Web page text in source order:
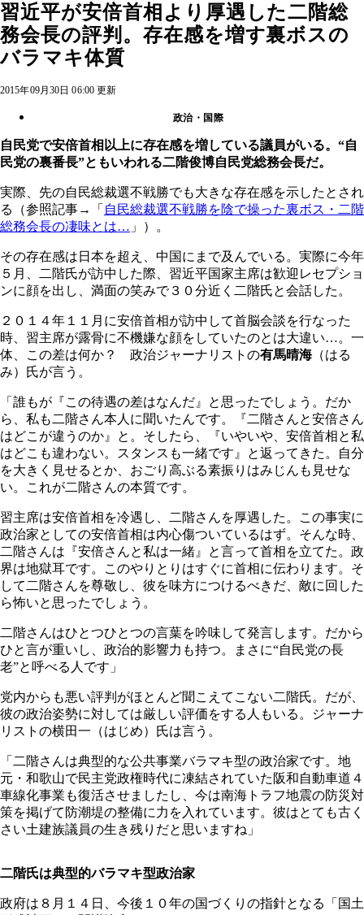
習近平が安倍首相より厚遇した二階総
務会長の評判。存在感を増す裏ボスの
バラマキ体質
2015年09月30日 06:00 更新
政治・国際
自民党で安倍首相以上に存在感を増している議員がいる。“自
民党の裏番長”ともいわれる二階俊博自民党総務会長だ。
実際、先の自民総裁選不戦勝でも大きな存在感を示したとされ
る（参照記事→「 自民総裁選不戦勝を陰で操った裏ボス・二階
総務会長の凄味とは… 」）。
その存在感は日本を超え、中国にまで及んでいる。実際に今年
５月、二階氏が訪中した際、習近平国家主席は歓迎レセプショ
ンに顔を出し、満面の笑みで３０分近く二階氏と会話した。
２０１４年１１月に安倍首相が訪中して首脳会談を行なった
時、習主席が露骨に不機嫌な顔をしていたのとは大違い…。一
体、この差は何か？ 政治ジャーナリストの有馬晴海（はる
み）氏が言う。
「誰もが『この待遇の差はなんだ』と思ったでしょう。だか
ら、私も二階さん本人に聞いたんです。『二階さんと安倍さん
はどこが違うのか』と。そしたら、『いやいや、安倍首相と私
はどこも違わない。スタンスも一緒です』と返ってきた。自分
を大きく見せるとか、おごり高ぶる素振りはみじんも見せな
い。これが二階さんの本質です。
習主席は安倍首相を冷遇し、二階さんを厚遇した。この事実に
政治家としての安倍首相は内心傷ついているはず。そんな時、
二階さんは『安倍さんと私は一緒』と言って首相を立てた。政
界は地獄耳です。このやりとりはすぐに首相に伝わります。そ
して二階さんを尊敬し、彼を味方につけるべきだ、敵に回した
ら怖いと思ったでしょう。
二階さんはひとつひとつの言葉を吟味して発言します。だから
ひと言が重いし、政治的影響力も持つ。まさに“自民党の長
老”と呼べる人です」
党内からも悪い評判がほとんど聞こえてこない二階氏。だが、
彼の政治姿勢に対しては厳しい評価をする人もいる。ジャーナ
リストの横田一（はじめ）氏は言う。
「二階さんは典型的な公共事業バラマキ型の政治家です。地
元・和歌山で民主党政権時代に凍結されていた阪和自動車道４
車線化事業も復活させましたし、今は南海トラフ地震の防災対
策を掲げて防潮堤の整備に力を入れています。彼はとても古く
さい土建族議員の生き残りだと思いますね」
二階氏は典型的バラマキ型政治家
政府は８月１４日、今後１０年の国づくりの指針となる「国土